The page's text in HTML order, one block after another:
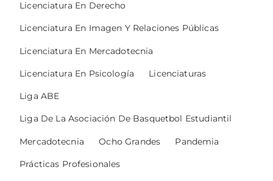
Licenciatura En Derecho
Licenciatura En Imagen Y Relaciones Públicas
Licenciatura En Mercadotecnia
Licenciatura En Psicología Licenciaturas
Liga ABE
Liga De La Asociación De Basquetbol Estudiantil
Mercadotecnia Ocho Grandes Pandemia
Prácticas Profesionales